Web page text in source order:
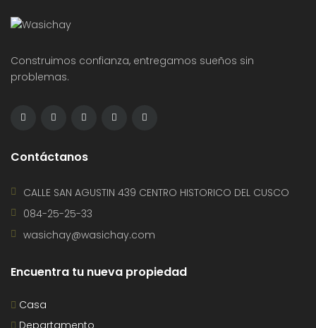
Construimos confianza, entregamos sueños sin
problemas.
Contáctanos
CALLE SAN AGUSTIN 439 CENTRO HISTORICO DEL CUSCO
084-25-25-33
wasichay@wasichay.com
Encuentra tu nueva propiedad
Casa